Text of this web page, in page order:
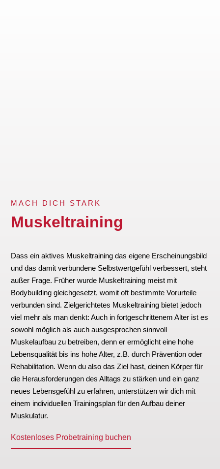
MACH DICH STARK
Muskeltraining
Dass ein aktives Muskeltraining das eigene Erscheinungsbild
und das damit verbundene Selbstwertgefühl verbessert, steht
außer Frage. Früher wurde Muskeltraining meist mit
Bodybuilding gleichgesetzt, womit oft bestimmte Vorurteile
verbunden sind. Zielgerichtetes Muskeltraining bietet jedoch
viel mehr als man denkt: Auch in fortgeschrittenem Alter ist es
sowohl möglich als auch ausgesprochen sinnvoll
Muskelaufbau zu betreiben, denn er ermöglicht eine hohe
Lebensqualität bis ins hohe Alter, z.B. durch Prävention oder
Rehabilitation. Wenn du also das Ziel hast, deinen Körper für
die Herausforderungen des Alltags zu stärken und ein ganz
neues Lebensgefühl zu erfahren, unterstützen wir dich mit
einem individuellen Trainingsplan für den Aufbau deiner
Muskulatur.
Kostenloses Probetraining buchen